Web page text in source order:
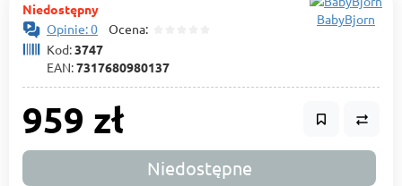
Niedostępny
Opinie: 0 Ocena:
Kod:3747
EAN:7317680980137
BabyBjorn
959 zł
Niedostępne